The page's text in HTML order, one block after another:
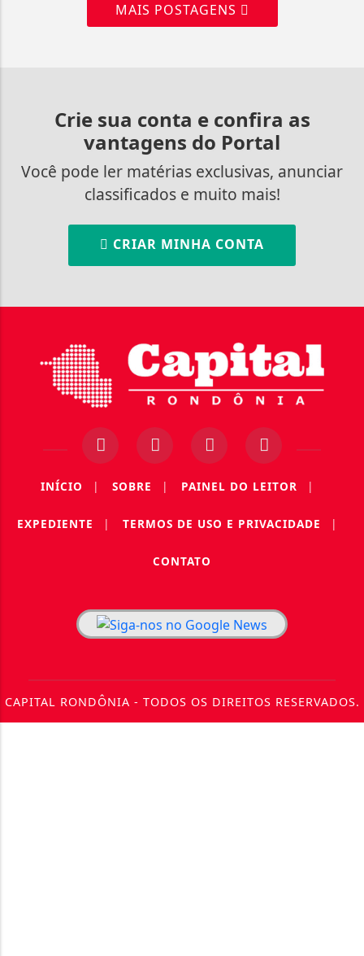
MAIS POSTAGENS
Crie sua conta e confira as
vantagens do Portal
Você pode ler matérias exclusivas, anunciar
classificados e muito mais!
CRIAR MINHA CONTA
INÍCIO | SOBRE | PAINEL DO LEITOR |
EXPEDIENTE | TERMOS DE USO E PRIVACIDADE |
CONTATO
CAPITAL RONDÔNIA - TODOS OS DIREITOS RESERVADOS.